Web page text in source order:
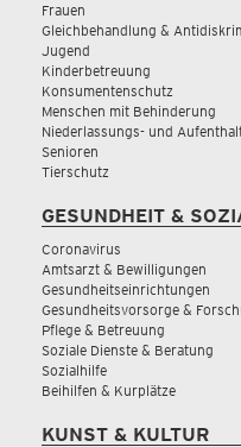
Frauen
Gleichbehandlung &
Jugend
Kinderbetreuung
Konsumentenschutz
Menschen mit Behinderung
Niederlassungs- und
Senioren
Tierschutz
GESUNDHEIT &
Coronavirus
Amtsarzt & Bewilligungen
Gesundheitseinrichtungen
Gesundheitsvorsorge &
Pflege & Betreuung
Soziale Dienste & Beratung
Sozialhilfe
Beihilfen & Kurplätze
KUNST & KULTUR